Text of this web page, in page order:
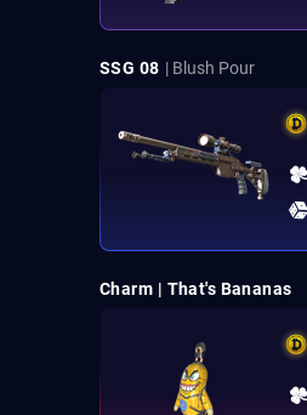
SSG 08 | Blush Pour
Charm | That's Bananas